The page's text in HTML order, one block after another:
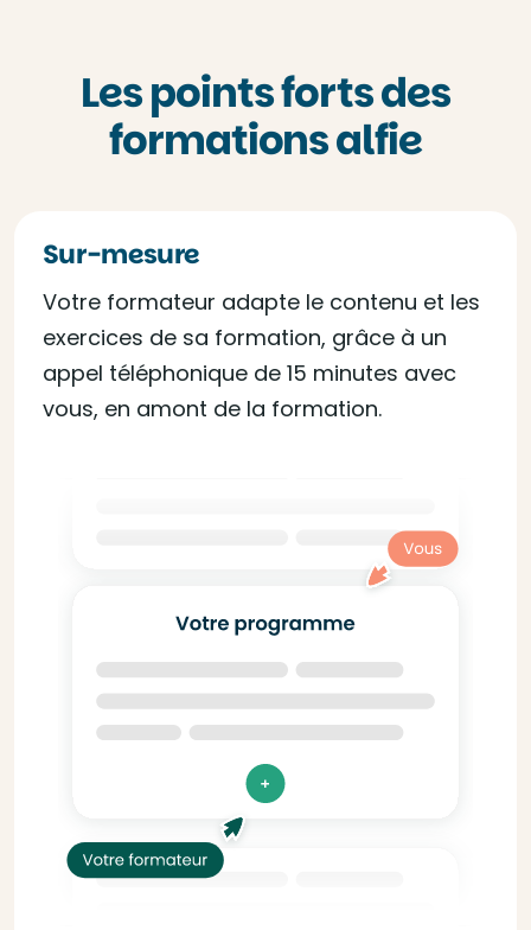
Les points forts des
formations alfie
Sur-mesure
Votre formateur adapte le contenu et les
exercices de sa formation, grâce à un
appel téléphonique de 15 minutes avec
vous, en amont de la formation.